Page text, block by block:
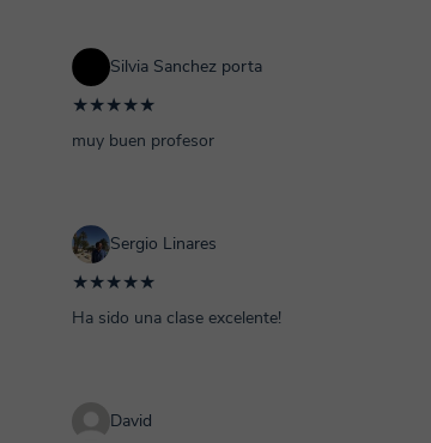
Silvia Sanchez porta
★★★★★
muy buen profesor
Sergio Linares
★★★★★
Ha sido una clase excelente!
David